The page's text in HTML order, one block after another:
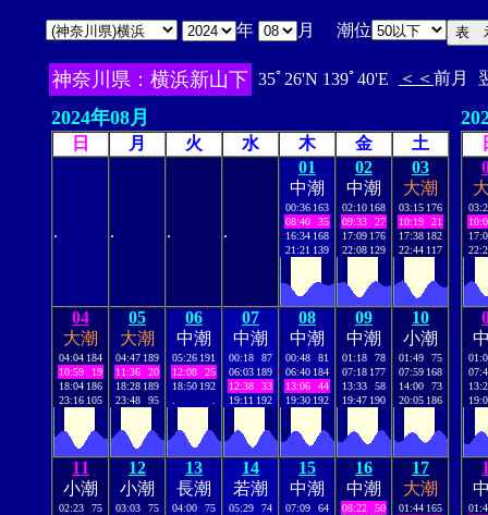
年 月 潮位
神奈川県：横浜新山下 35ﾟ26'N 139ﾟ40'E ＜＜ 前月
2024年08月
日 月 火 水 木 金 土
. . . .
01
中潮
00:36 163
08:40
35
16:34 168
21:21 139
02
中潮
02:10 168
09:33
27
17:09 176
22:08 129
03
大潮
03:15 176
10:19
21
17:38 182
22:44 117
04
大潮
04:04 184
10:59
19
18:04 186
23:16 105
05
大潮
04:47 189
11:36
20
18:28 189
23:48
95
06
中潮
05:26 191
12:08
25
18:50 192
07
中潮
00:18
87
06:03 189
12:38
33
19:11 192
08
中潮
00:48
81
06:40 184
13:06
44
19:30 192
09
中潮
01:18
78
07:18 177
13:33
58
19:47 190
10
小潮
01:49
75
07:59 168
14:00
73
20:05 186
11
小潮
02:23
75
12
小潮
03:03
75
13
長潮
04:00
75
14
若潮
05:29
74
15
中潮
07:09
64
16
中潮
08:22
50
17
大潮
01:44 165